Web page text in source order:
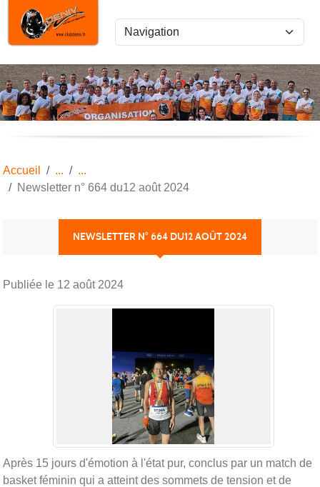
Accueil
Newsletter n° 664 du12 août 2024
NEWSLETTER N° 664 DU12 AOÛT 2024
Publiée le 12 août 2024
Après 15 jours d'émotion à l'état pur, conclus par un match de
basket féminin qui a atteint des sommets de tension et de
Panneau de gestion des cookies